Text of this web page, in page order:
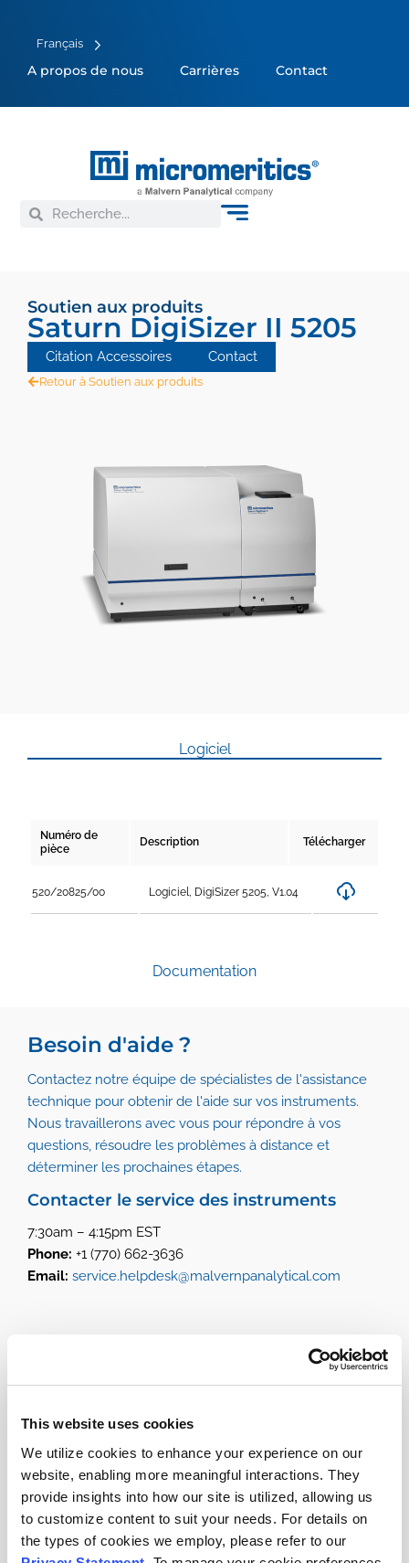
This website uses cookies
We utilize cookies to enhance your experience on our
website, enabling more meaningful interactions. They
provide insights into how our site is utilized, allowing us
to customize content to suit your needs. For details on
the types of cookies we employ, please refer to our
Français
A propos de nous Carrières Contact
Soutien aux produits
Saturn DigiSizer II 5205
Citation Accessoires Contact
Retour à Soutien aux produits
Logiciel
Documentation
Numéro de
pièce
Description Télécharger
520/20825/00 Logiciel, DigiSizer 5205, V1.04
Besoin d'aide ?
Contactez notre équipe de spécialistes de l'assistance
technique pour obtenir de l'aide sur vos instruments.
Nous travaillerons avec vous pour répondre à vos
questions, résoudre les problèmes à distance et
déterminer les prochaines étapes.
Contacter le service des instruments
7:30am – 4:15pm EST
Phone: +1 (770) 662-3636
Email: service.helpdesk@malvernpanalytical.com